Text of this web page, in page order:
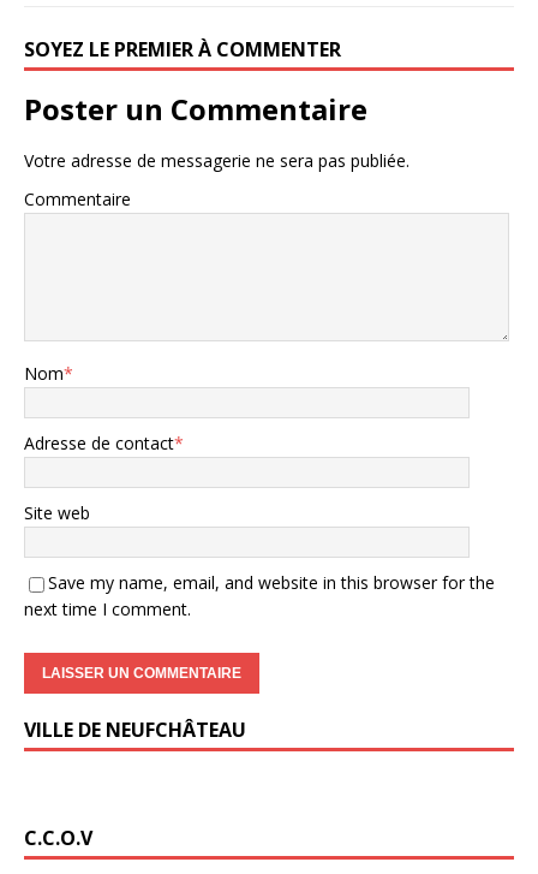
SOYEZ LE PREMIER À COMMENTER
Poster un Commentaire
Votre adresse de messagerie ne sera pas publiée.
Commentaire
Nom*
Adresse de contact*
Site web
Save my name, email, and website in this browser for the
next time I comment.
VILLE DE NEUFCHÂTEAU
C.C.O.V